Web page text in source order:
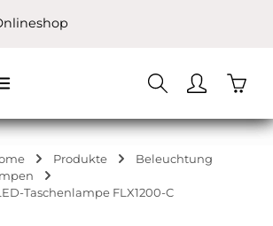
Produkte
Beleuchtung
Taschenlampe FLX1200-C